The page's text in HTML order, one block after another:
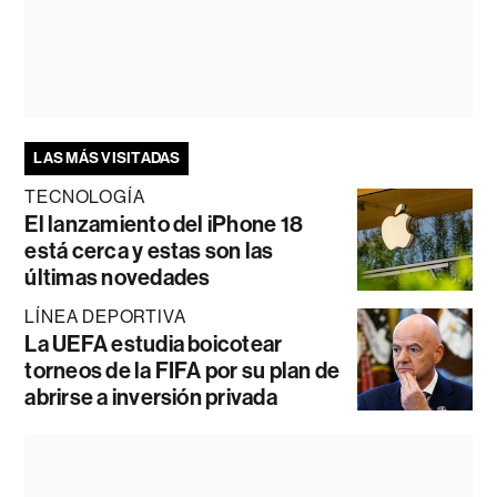
LAS MÁS VISITADAS
TECNOLOGÍA
El lanzamiento del iPhone 18
está cerca y estas son las
últimas novedades
LÍNEA DEPORTIVA
La UEFA estudia boicotear
torneos de la FIFA por su plan de
abrirse a inversión privada